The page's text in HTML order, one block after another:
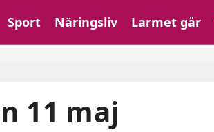
Sport Näringsliv Larmet går
11 maj